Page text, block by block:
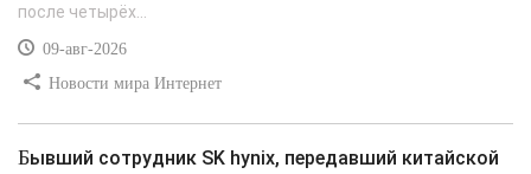
после четырёх...
09-авг-2026
Новости мира Интернет
Бывший сотрудник SK hynix, передавший китайской